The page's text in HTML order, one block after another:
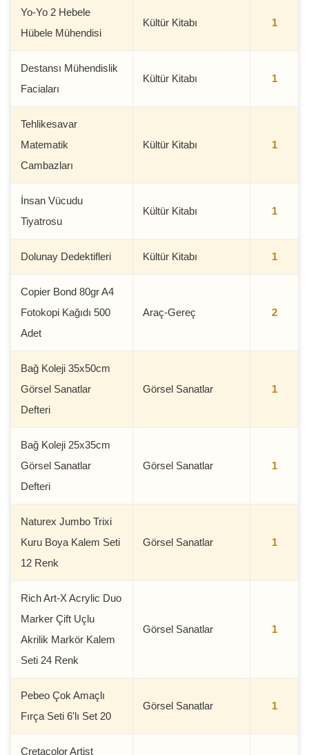
Yo-Yo 2 Hebele
Hübele Mühendisi
Kültür Kitabı 1
Destansı Mühendislik
Faciaları
Kültür Kitabı 1
Tehlikesavar
Matematik
Cambazları
Kültür Kitabı 1
İnsan Vücudu
Tiyatrosu
Kültür Kitabı 1
Dolunay Dedektifleri Kültür Kitabı 1
Copier Bond 80gr A4
Fotokopi Kağıdı 500
Adet
Araç-Gereç 2
Bağ Koleji 35x50cm
Görsel Sanatlar
Defteri
Görsel Sanatlar 1
Bağ Koleji 25x35cm
Görsel Sanatlar
Defteri
Görsel Sanatlar 1
Naturex Jumbo Trixi
Kuru Boya Kalem Seti
12 Renk
Görsel Sanatlar 1
Rich Art-X Acrylic Duo
Marker Çift Uçlu
Akrilik Markör Kalem
Seti 24 Renk
Görsel Sanatlar 1
Pebeo Çok Amaçlı
Fırça Seti 6'lı Set 20
Görsel Sanatlar 1
Cretacolor Artist